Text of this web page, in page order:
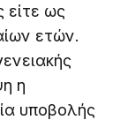
είτε ως
ετών.
η
υποβολής